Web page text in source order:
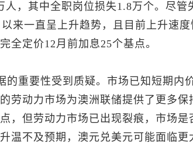
人，其中全职岗位损失1.8万个。尽管
来一直呈上升趋势，且目前上升速
全定价12月前加息25个基点。
的重要性受到质疑。市场已知短期内
劳动力市场为澳洲联储提供了更多
，但劳动力市场已出现裂痕，市场
温不及预期， 澳元兑美元可能面临更